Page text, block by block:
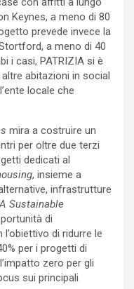
Keynes, a meno di 80
prevede invece la
a meno di 40
i casi, PATRIZIA si è
abitazioni in social
locale che
mira a costruire un
per oltre due terzi
dedicati al
, insieme a
infrastrutture
Sustainable
di
di ridurre le
per i progetti di
zero per gli
sui principali